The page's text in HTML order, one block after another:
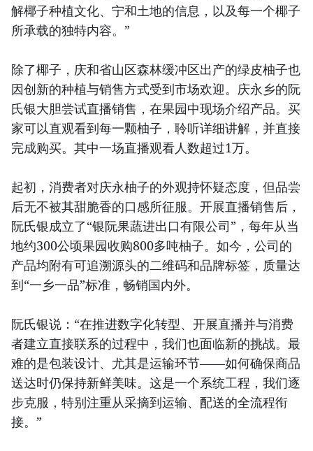
解椰子种植文化、宁和土地的信息，以及每一个椰子
所承载的独特内容。”
除了椰子，庆和省山区森林缓冲区出产的绿皮柚子也
因创新的种植与销售方式受到市场欢迎。庆永乡的阮
氏银大胆尝试直播销售，在果园中现场介绍产品。买
家可以直观看到每一颗柚子，聆听详细讲解，并直接
完成购买。其中一场直播观看人数超过1万。
起初，消费者对庆永柚子的外观持怀疑态度，但品尝
后无不被其甜脆香的口感所征服。开展直播销售后，
阮氏银成立了“银阮果蔬进出口有限公司”，每年从当
地约300公顷果园收购800多吨柚子。如今，公司的
产品均附有可追溯源头的二维码和品牌标签，质量达
到“一乡一品”标准，畅销国内外。
阮氏银说：“在推进数字化转型、开展直播并与消费
者建立直接联系的过程中，我们也面临新的挑战。最
难的是包装设计、尤其是运输环节——如何确保商品
送达时仍保持新鲜美味。这是一个系统工程，我们逐
步克服，特别注重从采摘到运输、配送的全流程衔
接。”